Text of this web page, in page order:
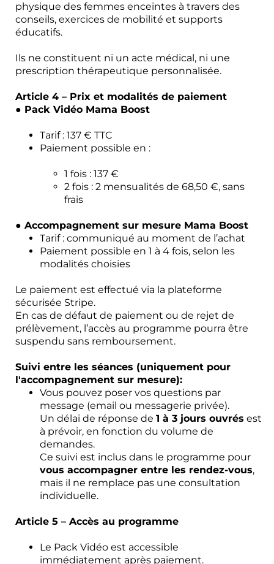
physique des femmes enceintes à travers des
conseils, exercices de mobilité et supports
éducatifs.
Ils ne constituent ni un acte médical, ni une
prescription thérapeutique personnalisée.
Article 4 – Prix et modalités de paiement
● Pack Vidéo Mama Boost
Tarif : 137 € TTC
Paiement possible en :
1 fois : 137 €
2 fois : 2 mensualités de 68,50 €, sans
frais
● Accompagnement sur mesure Mama Boost
Tarif : communiqué au moment de l’achat
Paiement possible en 1 à 4 fois, selon les
modalités choisies
Le paiement est effectué via la plateforme
sécurisée Stripe.
En cas de défaut de paiement ou de rejet de
prélèvement, l’accès au programme pourra être
suspendu sans remboursement.
Suivi entre les séances (uniquement pour
l'accompagnement sur mesure):
Vous pouvez poser vos questions par
message (email ou messagerie privée).
Un délai de réponse de 1 à 3 jours ouvrés est
à prévoir, en fonction du volume de
demandes.
Ce suivi est inclus dans le programme pour
vous accompagner entre les rendez-vous,
mais il ne remplace pas une consultation
individuelle.
Article 5 – Accès au programme
Le Pack Vidéo est accessible
immédiatement après paiement.